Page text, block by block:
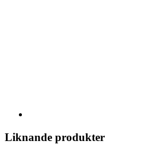
Liknande produkter